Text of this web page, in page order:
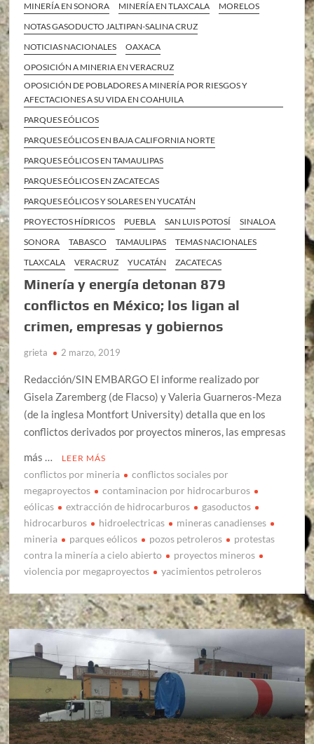
MINERÍA EN SONORA
MINERÍA EN TLAXCALA
MORELOS
NOTAS GASODUCTO JALTIPAN-SALINA CRUZ
NOTICIAS NACIONALES
OAXACA
OPOSICIÓN A MINERIA EN VERACRUZ
OPOSICIÓN DE POBLADORES A MINERÍA POR RIESGOS Y
AFECTACIONES A SU VIDA EN COAHUILA
PARQUES EÓLICOS
PARQUES EÓLICOS EN BAJA CALIFORNIA NORTE
PARQUES EÓLICOS EN TAMAULIPAS
PARQUES EÓLICOS EN ZACATECAS
PARQUES EÓLICOS Y SOLARES EN YUCATÁN
PROYECTOS HÍDRICOS
PUEBLA SAN LUIS POTOSÍ
SINALOA
SONORA
TABASCO TAMAULIPAS
TEMAS NACIONALES
TLAXCALA
VERACRUZ YUCATÁN ZACATECAS
Minería y energía detonan 879
conflictos en México; los ligan al
crimen, empresas y gobiernos
grieta 2 marzo, 2019
Redacción/SIN EMBARGO El informe realizado por
Gisela Zaremberg (de Flacso) y Valeria Guarneros-Meza
(de la inglesa Montfort University) detalla que en los
conflictos derivados por proyectos mineros, las empresas
más …
LEER MÁS
conflictos por mineria
conflictos sociales por
megaproyectos
contaminacion por hidrocarburos
eólicas
extracción de hidrocarburos
gasoductos
hidrocarburos
hidroelectricas
mineras canadienses
mineria
parques eólicos pozos petroleros
protestas
contra la minería a cielo abierto
proyectos mineros
violencia por megaproyectos
yacimientos petroleros